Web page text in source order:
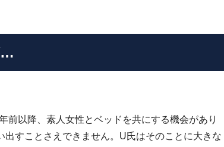
…
前以降、素人女性とベッドを共にする機会があり
すことさえできません。U氏はそのことに大きな